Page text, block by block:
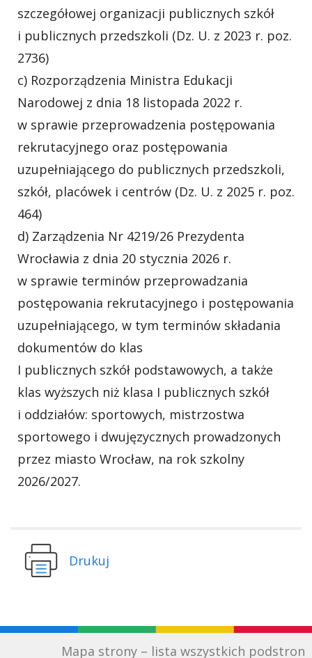
szczegółowej organizacji publicznych szkół
i publicznych przedszkoli (Dz. U. z 2023 r. poz.
2736)
c) Rozporządzenia Ministra Edukacji
Narodowej z dnia 18 listopada 2022 r.
w sprawie przeprowadzenia postępowania
rekrutacyjnego oraz postępowania
uzupełniającego do publicznych przedszkoli,
szkół, placówek i centrów (Dz. U. z 2025 r. poz.
464)
d) Zarządzenia Nr 4219/26 Prezydenta
Wrocławia z dnia 20 stycznia 2026 r.
w sprawie terminów przeprowadzania
postępowania rekrutacyjnego i postępowania
uzupełniającego, w tym terminów składania
dokumentów do klas
I publicznych szkół podstawowych, a także
klas wyższych niż klasa I publicznych szkół
i oddziałów: sportowych, mistrzostwa
sportowego i dwujęzycznych prowadzonych
przez miasto Wrocław, na rok szkolny
2026/2027.
Drukuj
Mapa strony – lista wszystkich podstron